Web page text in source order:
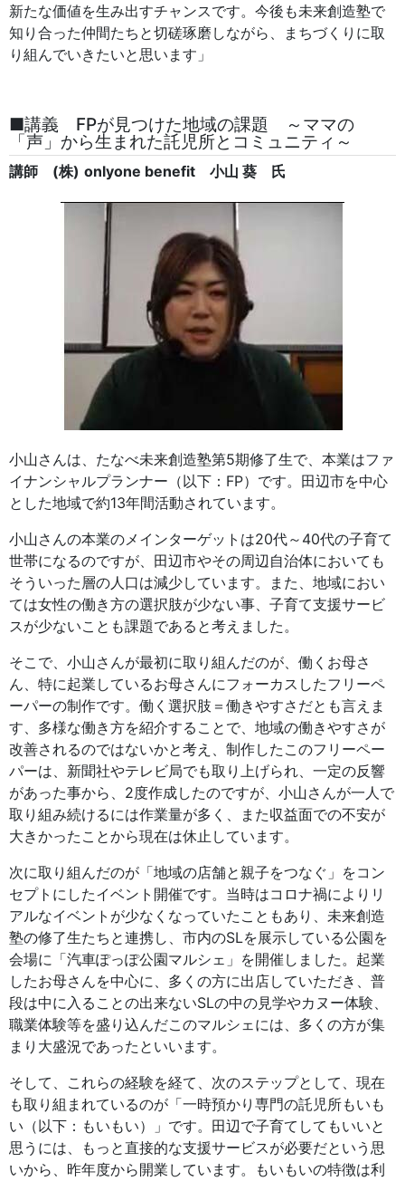
新たな価値を生み出すチャンスです。今後も未来創造塾で
知り合った仲間たちと切磋琢磨しながら、まちづくりに取
り組んでいきたいと思います」
■講義 FPが見つけた地域の課題 ～ママの
「声」から生まれた託児所とコミュニティ～
講師 (株) onlyone benefit 小山 葵 氏
小山さんは、たなべ未来創造塾第5期修了生で、本業はファ
イナンシャルプランナー（以下：FP）です。田辺市を中心
とした地域で約13年間活動されています。
小山さんの本業のメインターゲットは20代～40代の子育て
世帯になるのですが、田辺市やその周辺自治体においても
そういった層の人口は減少しています。また、地域におい
ては女性の働き方の選択肢が少ない事、子育て支援サービ
スが少ないことも課題であると考えました。
そこで、小山さんが最初に取り組んだのが、働くお母さ
ん、特に起業しているお母さんにフォーカスしたフリーペ
ーパーの制作です。働く選択肢＝働きやすさだとも言えま
す、多様な働き方を紹介することで、地域の働きやすさが
改善されるのではないかと考え、制作したこのフリーペー
パーは、新聞社やテレビ局でも取り上げられ、一定の反響
があった事から、2度作成したのですが、小山さんが一人で
取り組み続けるには作業量が多く、また収益面での不安が
大きかったことから現在は休止しています。
次に取り組んだのが「地域の店舗と親子をつなぐ」をコン
セプトにしたイベント開催です。当時はコロナ禍によりリ
アルなイベントが少なくなっていたこともあり、未来創造
塾の修了生たちと連携し、市内のSLを展示している公園を
会場に「汽車ぽっぽ公園マルシェ」を開催しました。起業
したお母さんを中心に、多くの方に出店していただき、普
段は中に入ることの出来ないSLの中の見学やカヌー体験、
職業体験等を盛り込んだこのマルシェには、多くの方が集
まり大盛況であったといいます。
そして、これらの経験を経て、次のステップとして、現在
も取り組まれているのが「一時預かり専門の託児所もいも
い（以下：もいもい）」です。田辺で子育てしてもいいと
思うには、もっと直接的な支援サービスが必要だという思
いから、昨年度から開業しています。もいもいの特徴は利